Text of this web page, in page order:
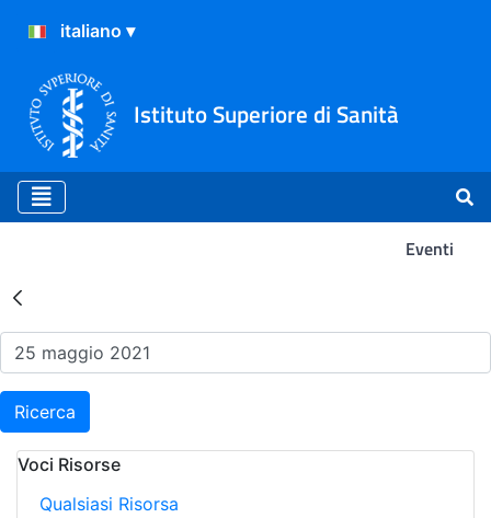
Istituto Superiore di Sanità
Eventi
Risultati della Ricerca -
Ricerca
Voci Risorse
Qualsiasi Risorsa